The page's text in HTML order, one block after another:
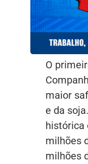
O
maior
e da
histórica
milhões
milhões